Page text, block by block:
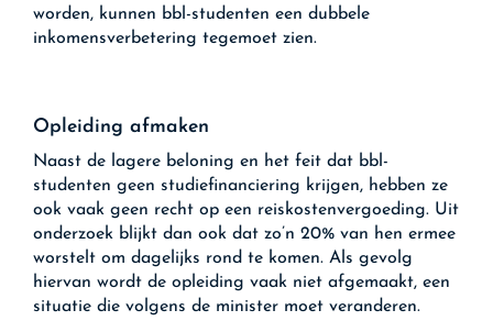
worden, kunnen bbl-studenten een dubbele
inkomensverbetering tegemoet zien.
Opleiding afmaken
Naast de lagere beloning en het feit dat bbl-
studenten geen studiefinanciering krijgen, hebben ze
ook vaak geen recht op een reiskostenvergoeding. Uit
onderzoek blijkt dan ook dat zo’n 20% van hen ermee
worstelt om dagelijks rond te komen. Als gevolg
hiervan wordt de opleiding vaak niet afgemaakt, een
situatie die volgens de minister moet veranderen.